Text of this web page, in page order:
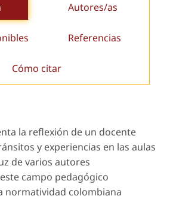
Autores/as
Referencias
Cómo citar
la reflexión de un docente
y experiencias en las aulas
de varios autores
campo pedagógico
normatividad colombiana